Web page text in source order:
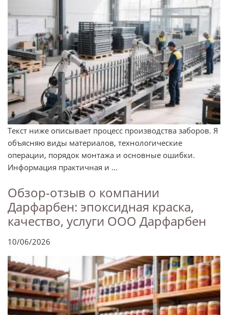
Текст ниже описывает процесс производства заборов. Я
объясняю виды материалов, технологические
операции, порядок монтажа и основные ошибки.
Информация практичная и ...
Обзор-отзыв о компании
Дарфарбен: эпоксидная краска,
качество, услуги ООО Дарфарбен
10/06/2026